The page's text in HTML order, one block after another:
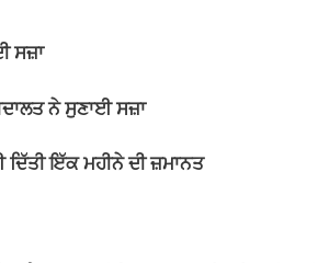
ਸਜ਼ਾ
ਨੇ ਸੁਣਾਈ ਸਜ਼ਾ
ਇੱਕ ਮਹੀਨੇ ਦੀ ਜ਼ਮਾਨਤ